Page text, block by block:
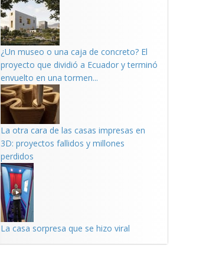
¿Un museo o una caja de concreto? El
proyecto que dividió a Ecuador y terminó
envuelto en una tormen...
La otra cara de las casas impresas en
3D: proyectos fallidos y millones
perdidos
La casa sorpresa que se hizo viral